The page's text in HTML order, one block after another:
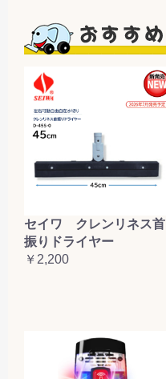
セイワ クレンリネス首
振りドライヤー
￥2,200